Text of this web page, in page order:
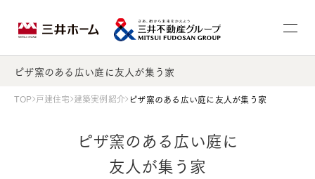
ピザ窯のある広い庭に友人が集う家
TOP 戸建住宅 建築実例紹介 ピザ窯のある広い庭に友人が集う家
ピザ窯のある広い庭に
友人が集う家